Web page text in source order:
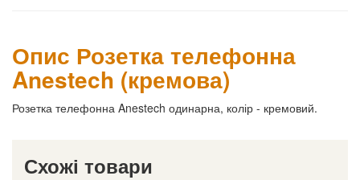
Опис Розетка телефонна
Anestech (кремова)
Розетка телефонна Anestech одинарна, колір - кремовий.
Схожі товари